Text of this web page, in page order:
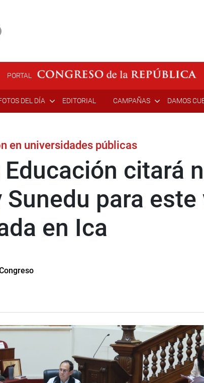
PORTAL
DEL DÍA EDITORIAL CAMPAÑAS DAMOS
en universidades públicas
citará
para
en Ica